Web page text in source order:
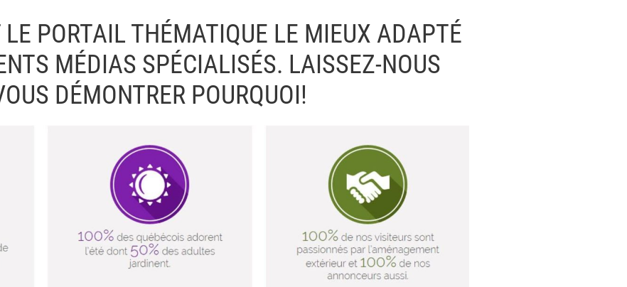
LE PORTAIL THÉMATIQUE LE MIEUX ADAPTÉ
MÉDIAS SPÉCIALISÉS. LAISSEZ-NOUS
DÉMONTRER POURQUOI!